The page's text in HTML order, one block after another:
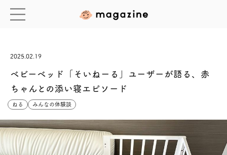
2025.02.19
ベビーベッド「そいねーる」ユーザーが語る、赤
ちゃんとの添い寝エピソード
ねる みんなの体験談